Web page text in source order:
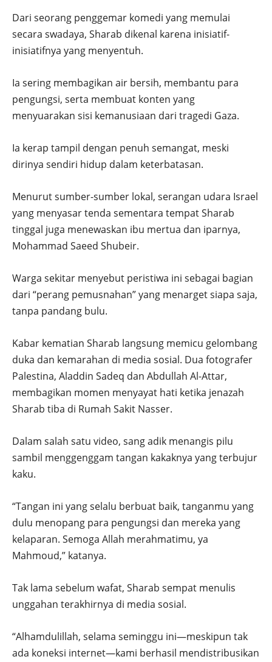
Dari seorang penggemar komedi yang memulai
secara swadaya, Sharab dikenal karena inisiatif-
inisiatifnya yang menyentuh.
Ia sering membagikan air bersih, membantu para
pengungsi, serta membuat konten yang
menyuarakan sisi kemanusiaan dari tragedi Gaza.
Ia kerap tampil dengan penuh semangat, meski
dirinya sendiri hidup dalam keterbatasan.
Menurut sumber-sumber lokal, serangan udara Israel
yang menyasar tenda sementara tempat Sharab
tinggal juga menewaskan ibu mertua dan iparnya,
Mohammad Saeed Shubeir.
Warga sekitar menyebut peristiwa ini sebagai bagian
dari “perang pemusnahan” yang menarget siapa saja,
tanpa pandang bulu.
Kabar kematian Sharab langsung memicu gelombang
duka dan kemarahan di media sosial. Dua fotografer
Palestina, Aladdin Sadeq dan Abdullah Al-Attar,
membagikan momen menyayat hati ketika jenazah
Sharab tiba di Rumah Sakit Nasser.
Dalam salah satu video, sang adik menangis pilu
sambil menggenggam tangan kakaknya yang terbujur
kaku.
“Tangan ini yang selalu berbuat baik, tanganmu yang
dulu menopang para pengungsi dan mereka yang
kelaparan. Semoga Allah merahmatimu, ya
Mahmoud,” katanya.
Tak lama sebelum wafat, Sharab sempat menulis
unggahan terakhirnya di media sosial.
“Alhamdulillah, selama seminggu ini—meskipun tak
ada koneksi internet—kami berhasil mendistribusikan